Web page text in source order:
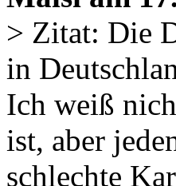
> Zitat: Die
in
Ich weiß
ist, aber
schlechte